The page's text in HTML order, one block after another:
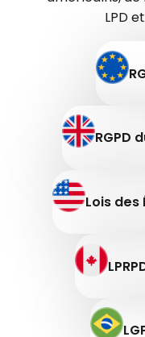
LPD
RGPD
Lois